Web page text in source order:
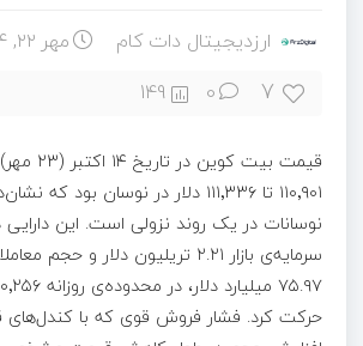
ارزدیجیتال دات کام مهر ۲۲, ۱۴۰۴
7
0
149
قیمت بیت‌
۱۱۰٬۹۰۱ تا ۱۱۱٬۳۳۶ دلار در نوسان بود
نوسانات در یک روند نزولی است. این دارایی
حرکت کرد. فشار فروش قوی که با کندل‌های